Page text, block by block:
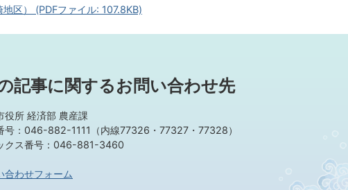
地区） (PDFファイル: 107.8KB)
記事に関するお問い合わせ先
役所 経済部 農産課
号：046-882-1111（内線77326・77327・77328）
クス番号：046-881-3460
合わせフォーム